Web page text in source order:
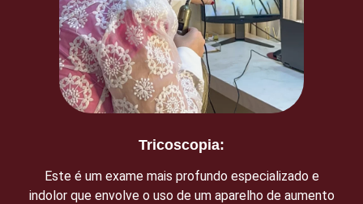
Tricoscopia:
Este é um exame mais profundo especializado e
indolor que envolve o uso de um aparelho de aumento